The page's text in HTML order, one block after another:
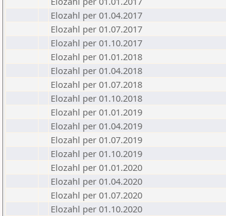
Elozahl per 01.04.2017
Elozahl per 01.07.2017
Elozahl per 01.10.2017
Elozahl per 01.01.2018
Elozahl per 01.04.2018
Elozahl per 01.07.2018
Elozahl per 01.10.2018
Elozahl per 01.01.2019
Elozahl per 01.04.2019
Elozahl per 01.07.2019
Elozahl per 01.10.2019
Elozahl per 01.01.2020
Elozahl per 01.04.2020
Elozahl per 01.07.2020
Elozahl per 01.10.2020